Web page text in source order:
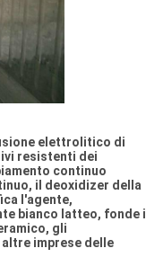
elettrolitico di
resistenti dei
continuo
il deoxidizer della
l'agente,
bianco latteo, fonde i
gli
imprese delle